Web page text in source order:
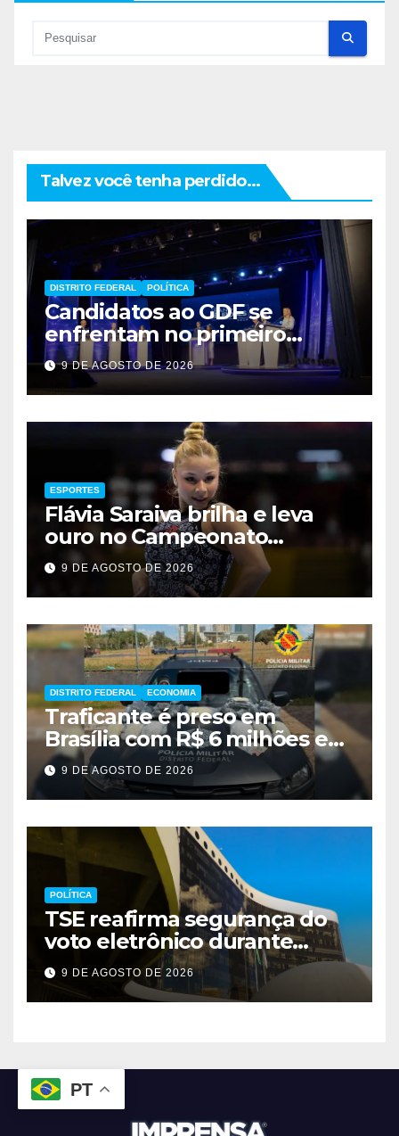
Talvez você tenha perdido...
DISTRITO FEDERAL POLÍTICA
Candidatos ao GDF se
enfrentam no primeiro
debate de 2026
9 DE AGOSTO DE 2026
ESPORTES
Flávia Saraiva brilha e leva
ouro no Campeonato
Brasileiro de Ginástica
9 DE AGOSTO DE 2026
DISTRITO FEDERAL ECONOMIA
Traficante é preso em
Brasília com R$ 6 milhões em
metanfetamina
9 DE AGOSTO DE 2026
POLÍTICA
TSE reafirma segurança do
voto eletrônico durante
evento em Brasília
9 DE AGOSTO DE 2026
PT